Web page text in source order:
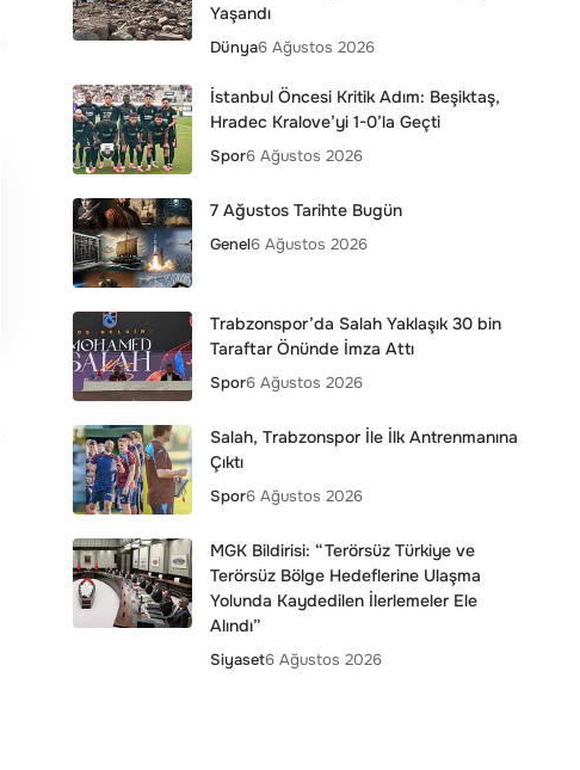
Yaşandı
Dünya6 Ağustos 2026
İstanbul Öncesi Kritik Adım: Beşiktaş,
Hradec Kralove’yi 1-0’la Geçti
Spor6 Ağustos 2026
7 Ağustos Tarihte Bugün
Genel6 Ağustos 2026
Trabzonspor’da Salah Yaklaşık 30 bin
Taraftar Önünde İmza Attı
Spor6 Ağustos 2026
Salah, Trabzonspor İle İlk Antrenmanına
Çıktı
Spor6 Ağustos 2026
MGK Bildirisi: “Terörsüz Türkiye ve
Terörsüz Bölge Hedeflerine Ulaşma
Yolunda Kaydedilen İlerlemeler Ele
Alındı”
Siyaset6 Ağustos 2026